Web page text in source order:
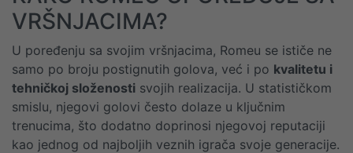
VRŠNJACIMA?
U poređenju sa svojim vršnjacima, Romeu se ističe ne
samo po broju postignutih golova, već i po kvalitetu i
tehničkoj složenosti svojih realizacija. U statističkom
smislu, njegovi golovi često dolaze u ključnim
trenucima, što dodatno doprinosi njegovoj reputaciji
kao jednog od najboljih veznih igrača svoje generacije.